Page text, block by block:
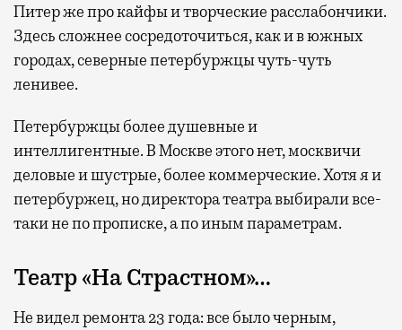
Питер же про кайфы и творческие расслабончики.
Здесь сложнее сосредоточиться, как и в южных
городах, северные петербуржцы чуть-чуть
ленивее.
Петербуржцы более душевные и
интеллигентные. В Москве этого нет, москвичи
деловые и шустрые, более коммерческие. Хотя я и
петербуржец, но директора театра выбирали все-
таки не по прописке, а по иным параметрам.
Театр «На Страстном»…
Не видел ремонта 23 года: все было черным,